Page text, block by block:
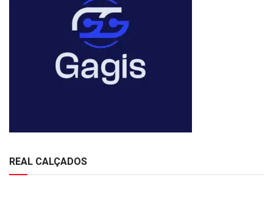
REAL CALÇADOS